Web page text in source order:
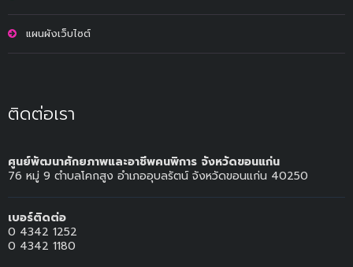
แผนผังเว็บไซต์
ติดต่อเรา
ศูนย์พัฒนาศักยภาพและอาชีพคนพิการ จังหวัดขอนแก่น
76 หมู่ 9 ตำบลโคกสูง อำเภออุบลรัตน์ จังหวัดขอนแก่น 40250
เบอร์ติดต่อ
0 4342 1252
0 4342 1180